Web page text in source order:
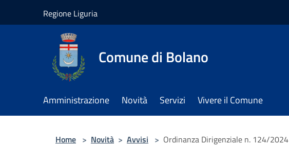
Regione Liguria
Comune di Bolano
Amministrazione Novità Servizi Vivere il Comune
Home > Novità > Avvisi > Ordinanza Dirigenziale n. 124/2024